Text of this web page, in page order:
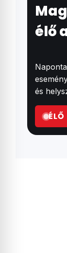
élő
és
ÉLŐ